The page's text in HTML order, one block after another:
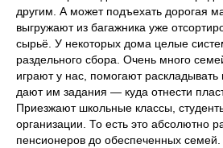
другим. А может подъехать дорогая
выгружают из багажника уже
сырьё. У некоторых дома целые
раздельного сбора. Очень много
играют у нас, помогают раскладывать
дают им задания — куда отнести
Приезжают школьные классы,
организации. То есть это абсолютно
пенсионеров до обеспеченных семей.